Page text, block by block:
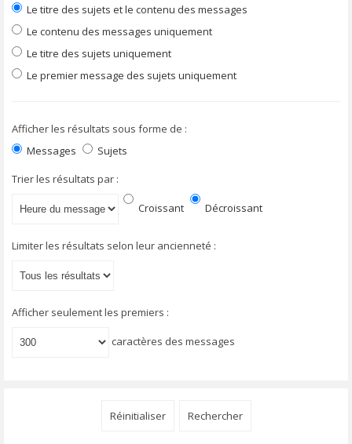
Le titre des sujets et le contenu des messages
Le contenu des messages uniquement
Le titre des sujets uniquement
Le premier message des sujets uniquement
Afficher les résultats sous forme de :
Messages
Sujets
Trier les résultats par :
Croissant Décroissant
Limiter les résultats selon leur ancienneté :
Afficher seulement les premiers :
caractères des messages